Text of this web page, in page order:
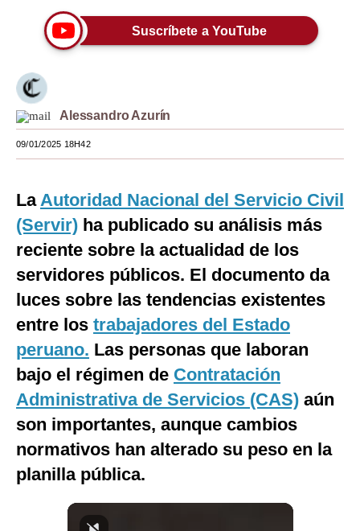
EEUU
México
España
Club del Suscriptor
Mix
G de Gestión
Notas Contratadas
Podcast
Gestión TV
Videos
Fotogalerías
Suscríbete a YouTube
Alessandro Azurín
09/01/2025 18H42
LaAutoridad Nacional del Servicio Civil
(Servir) ha publicado su análisis más
reciente sobre la actualidad de los
servidores públicos. El documento da
luces sobre las tendencias existentes
entre los trabajadores del Estado
peruano. Las personas que laboran
bajo el régimen de Contratación
Administrativa de Servicios (CAS) aún
son importantes, aunque cambios
normativos han alterado su peso en la
planilla pública.